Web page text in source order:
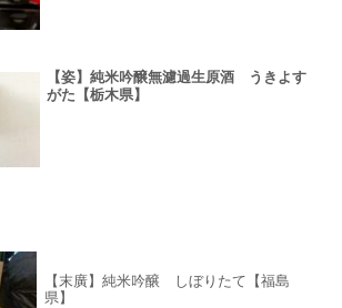
【姿】純米吟醸無濾過生原酒 うきよす
がた【栃木県】
【末廣】純米吟醸 しぼりたて【福島
県】